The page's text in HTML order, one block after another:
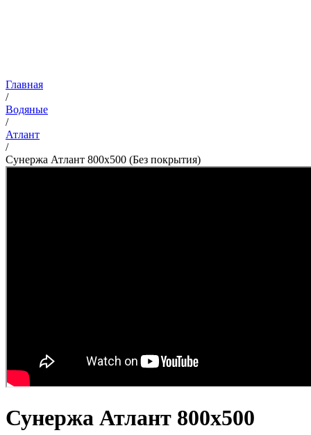
Главная
/
Водяные
/
Атлант
/
Сунержа Атлант 800х500 (Без покрытия)
Сунержа Атлант 800x500